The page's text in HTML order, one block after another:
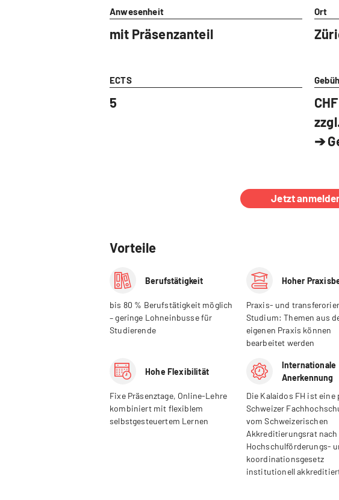
Anwesenheit
mit Präsenzanteil
Ort
ECTS
5
➔
Jetzt
Vorteile
Berufstätigkeit
bis 80 % Berufstätigkeit möglich
– geringe Lohneinbusse für
Studierende
Hoher
Praxis- und
Studium: Themen aus
eigenen Praxis können
bearbeitet werden
Hohe Flexibilität
Fixe Präsenztage, Online-Lehre
kombiniert mit flexiblem
selbstgesteuertem Lernen
Internationale
Anerkennung
Die Kalaidos FH ist eine
Schweizer
vom Schweizerischen
Akkreditierungsrat nach
Hochschulförderungs-
koordinationsgesetz
institutionell